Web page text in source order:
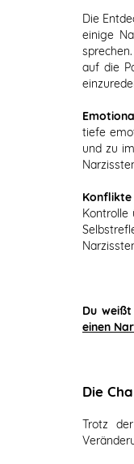
Die
einige
auf die
tiefe
und zu
Kontrolle
Du
einen
Die
Trotz